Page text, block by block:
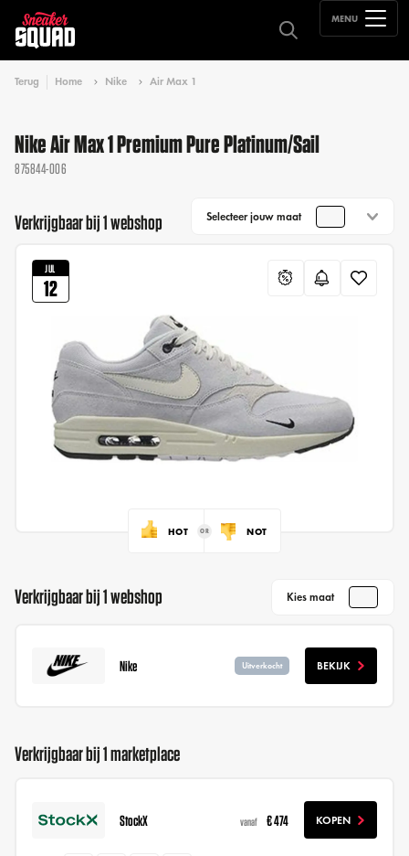
MENU
Terug Home Nike Air Max 1
Nike Air Max 1 Premium Pure Platinum/Sail
875844-006
Verkrijgbaar bij 1 webshop Selecteer jouw maat
JUL
12
HOT NOT
Verkrijgbaar bij 1 webshop Kies maat
Nike Uitverkocht BEKIJK
Verkrijgbaar bij 1 marketplace
StockX vanaf € 474 KOPEN